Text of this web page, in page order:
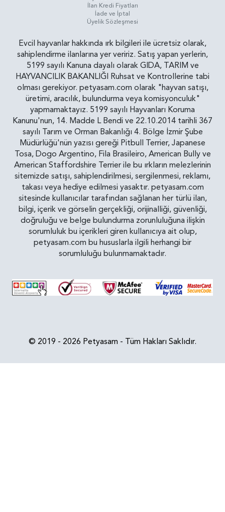
İlan Kredi Fiyatları
İade ve İptal
Üyelik Sözleşmesi
Evcil hayvanlar hakkında ırk bilgileri ile ücretsiz olarak,
sahiplendirme ilanlarına yer veririz. Satış yapan yerlerin,
5199 sayılı Kanuna dayalı olarak GIDA, TARIM ve
HAYVANCILIK BAKANLIĞI Ruhsat ve Kontrollerine tabi
olması gerekiyor. petyasam.com olarak "hayvan satışı,
üretimi, aracılık, bulundurma veya komisyonculuk"
yapmamaktayız. 5199 sayılı Hayvanları Koruma
Kanunu'nun, 14. Madde L Bendi ve 22.10.2014 tarihli 367
sayılı Tarım ve Orman Bakanlığı 4. Bölge İzmir Şube
Müdürlüğü'nün yazısı gereği Pitbull Terrier, Japanese
Tosa, Dogo Argentino, Fila Brasileiro, American Bully ve
American Staffordshire Terrier ile bu ırkların melezlerinin
sitemizde satışı, sahiplendirilmesi, sergilenmesi, reklamı,
takası veya hediye edilmesi yasaktır. petyasam.com
sitesinde kullanıcılar tarafından sağlanan her türlü ilan,
bilgi, içerik ve görselin gerçekliği, orijinalliği, güvenliği,
doğruluğu ve belge bulundurma zorunluluğuna ilişkin
sorumluluk bu içerikleri giren kullanıcıya ait olup,
petyasam.com bu hususlarla ilgili herhangi bir
sorumluluğu bulunmamaktadır.
© 2019 - 2026 Petyasam - Tüm Hakları Saklıdır.